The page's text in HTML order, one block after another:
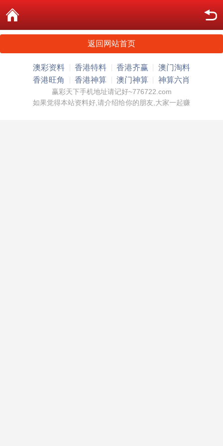
返回网站首页
澳彩资料 香港特料 香港齐赢
澳门淘料
香港旺角
香港神算 澳门神算 神算六肖
赢彩天下手机地址请记好~776722.com
如果觉得本站资料好,请介绍给你的朋友,大家一起赚